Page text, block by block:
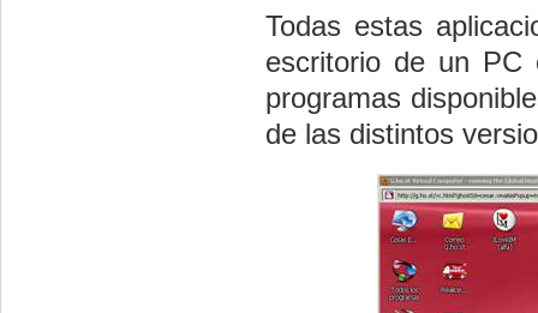
Todas estas
escritorio de un PC
programas
de las distintos